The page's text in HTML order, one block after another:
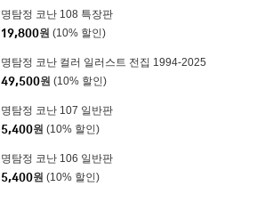
명탐정 코난 108 특장판
19,800원 (10% 할인)
명탐정 코난 컬러 일러스트 전집 1994-2025
49,500원 (10% 할인)
명탐정 코난 107 일반판
5,400원 (10% 할인)
명탐정 코난 106 일반판
5,400원 (10% 할인)